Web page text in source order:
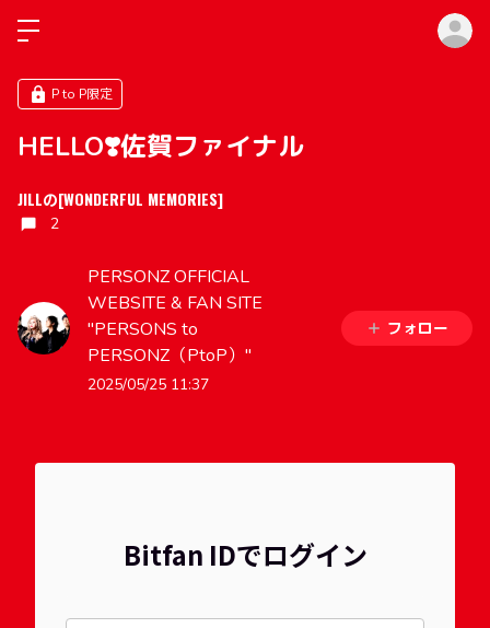
P to P限定
HELLO❣️佐賀ファイナル
JILLの[WONDERFUL MEMORIES]
2
PERSONZ OFFICIAL
WEBSITE & FAN SITE
"PERSONS to
PERSONZ（PtoP）"
2025/05/25 11:37
フォロー
Bitfan IDでログイン